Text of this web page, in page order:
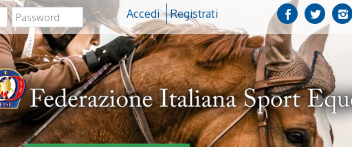
Accedi Registrati